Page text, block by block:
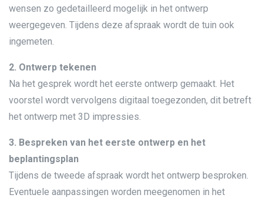
wensen zo gedetailleerd mogelijk in het ontwerp
weergegeven. Tijdens deze afspraak wordt de tuin ook
ingemeten.
2. Ontwerp tekenen
Na het gesprek wordt het eerste ontwerp gemaakt. Het
voorstel wordt vervolgens digitaal toegezonden, dit betreft
het ontwerp met 3D impressies.
3. Bespreken van het eerste ontwerp en het
beplantingsplan
Tijdens de tweede afspraak wordt het ontwerp besproken.
Eventuele aanpassingen worden meegenomen in het